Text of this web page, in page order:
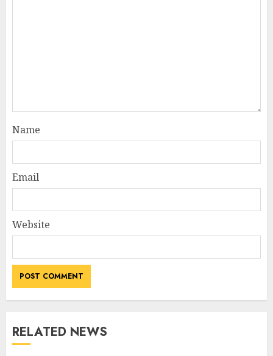
Name
Email
Website
RELATED NEWS